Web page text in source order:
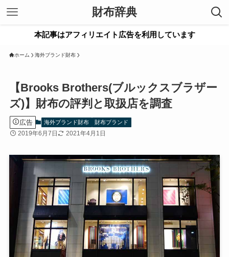
財布辞典
本記事はアフィリエイト広告を利用しています
ホーム 海外ブランド財布
【Brooks Brothers(ブルックスブラザー
ズ)】財布の評判と取扱店を調査
広告 海外ブランド財布 財布ブランド
2019年6月7日 2021年4月1日